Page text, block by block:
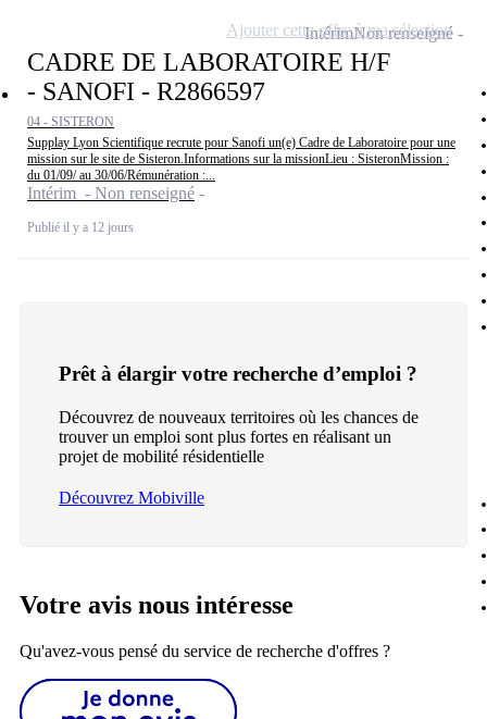
CADRE DE LABORATOIRE H/F
- SANOFI - R2866597
04 - SISTERON
Supplay Lyon Scientifique recrute pour Sanofi un(e) Cadre de Laboratoire pour une
mission sur le site de Sisteron.Informations sur la missionLieu : SisteronMission :
du 01/09/ au 30/06/Rémunération :...
Intérim - Non renseigné
Publié il y a 12 jours
IntérimNon renseigné
Ajouter cette offre à ma sélection
Prêt à élargir votre recherche d’emploi ?
Découvrez de nouveaux territoires où les chances de
trouver un emploi sont plus fortes en réalisant un
projet de mobilité résidentielle
Découvrez Mobiville
Votre avis nous intéresse
Qu'avez-vous pensé du service de recherche d'offres ?